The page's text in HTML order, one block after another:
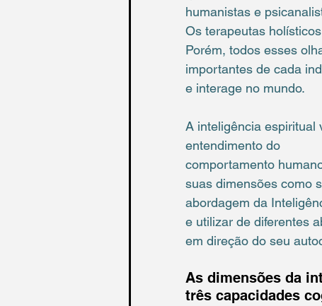
humanistas e
Os terapeutas
Porém, todos esses
importantes de cada
e interage no mundo.
A inteligência espiritual
entendimento do
comportamento
suas dimensões como
abordagem da
e utilizar de diferentes
em direção do seu
As dimensões da
três capacidades